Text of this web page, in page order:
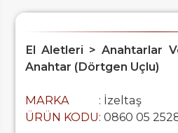
El Aletleri > Anahtarlar
Anahtar (Dörtgen Uçlu)
MARKA
: İzeltaş
ÜRÜN KODU: 0860 05